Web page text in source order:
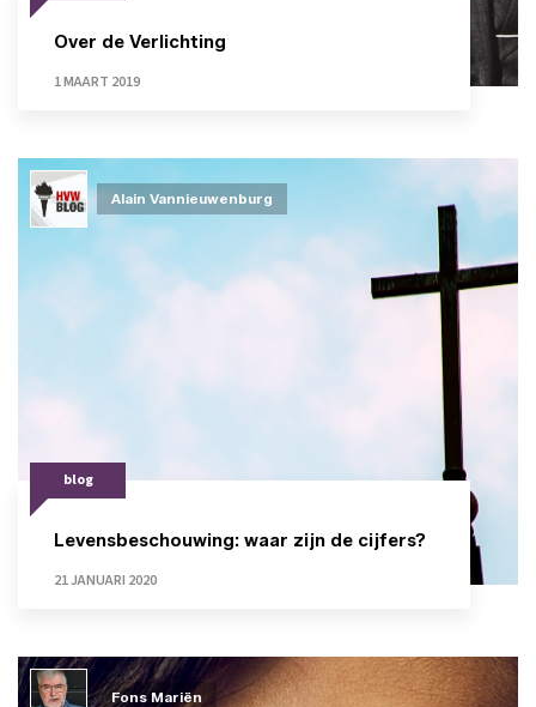
Over de Verlichting
1 MAART 2019
blog
Levensbeschouwing: waar zijn de cijfers?
21 JANUARI 2020
Alain Vannieuwenburg
Fons Mariën